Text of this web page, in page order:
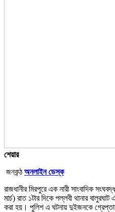
শেয়ার
জনকন্ঠঅনলাইন ডেস্ক
রাজধানীর মিরপুরে এক নারী সাংবাদিক
মার্চ) রাত ১টার দিকে পল্লবী থানার বালুরঘাট
করা হয়। পুলিশ এ ঘটনায় দুইজনকে